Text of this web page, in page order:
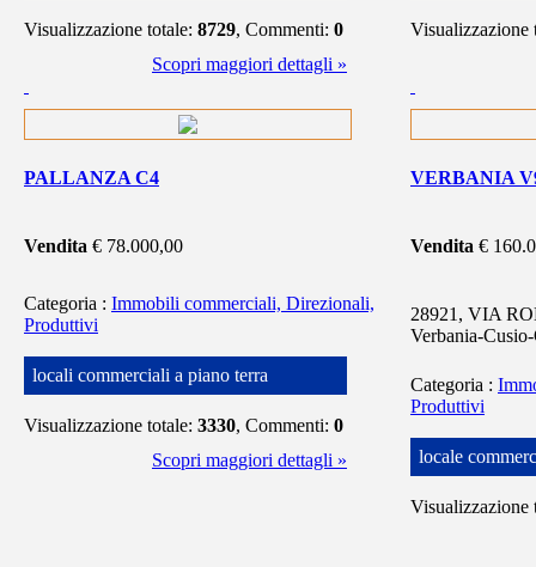
Visualizzazione totale: 8729, Commenti: 0
Scopri maggiori dettagli »
Visualizzazione
PALLANZA C4
Vendita € 78.000,00
Categoria : Immobili commerciali, Direzionali,
Produttivi
locali commerciali a piano terra
Visualizzazione totale: 3330, Commenti: 0
Scopri maggiori dettagli »
VERBANIA
Vendita €
28921, VIA
Verbania-
Categoria :
Produttivi
locale
Visualizzazione